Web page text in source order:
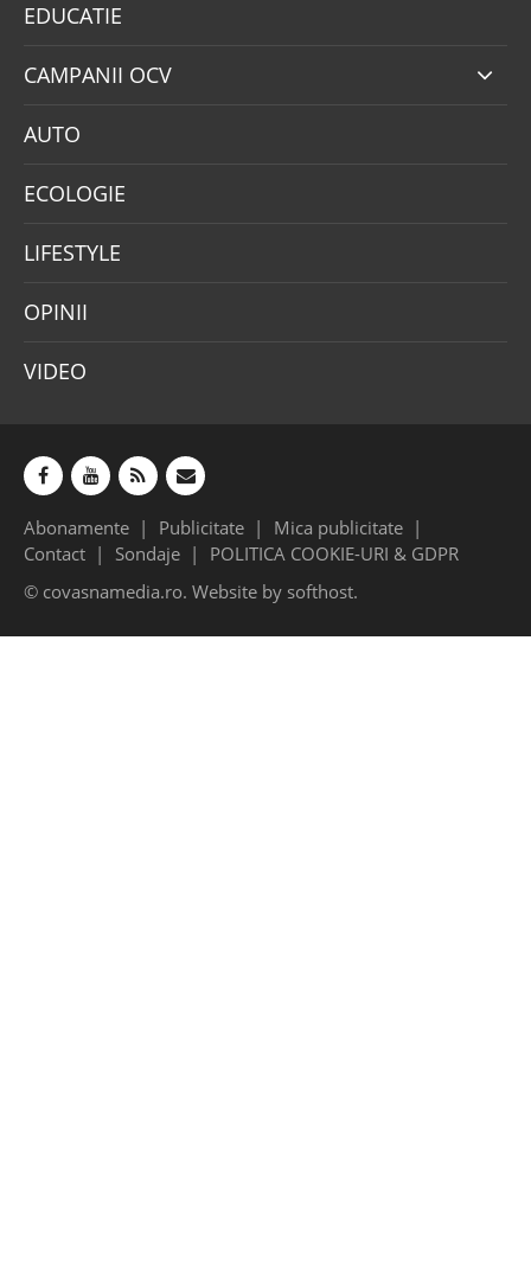
EDUCATIE
CAMPANII OCV
AUTO
ECOLOGIE
LIFESTYLE
OPINII
VIDEO
Abonamente Publicitate
Mica publicitate
Contact
Sondaje
POLITICA COOKIE-URI & GDPR
© covasnamedia.ro. Website by softhost.